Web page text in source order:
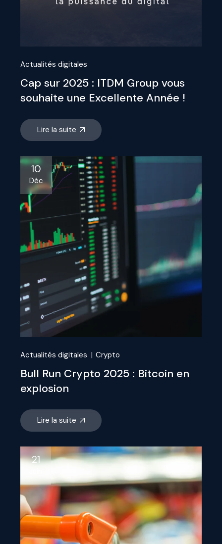
Actualités digitales
Cap sur 2025 : ITDM Group vous
souhaite une Excellente Année !
Lire la suite
10
Déc
Actualités digitales Crypto
Bull Run Crypto 2025 : Bitcoin en
explosion
Lire la suite
21